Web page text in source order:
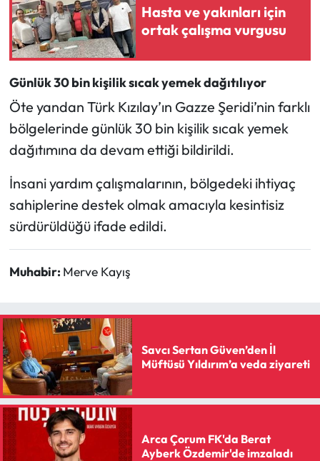
Hasta ve yakınları için
ortak çalışma vurgusu
Günlük 30 bin kişilik sıcak yemek dağıtılıyor
Öte yandan Türk Kızılay’ın Gazze Şeridi’nin farklı
bölgelerinde günlük 30 bin kişilik sıcak yemek
dağıtımına da devam ettiği bildirildi.
İnsani yardım çalışmalarının, bölgedeki ihtiyaç
sahiplerine destek olmak amacıyla kesintisiz
sürdürüldüğü ifade edildi.
Muhabir: Merve Kayış
Savcı Sertan Güven’den İl
Müftüsü Yıldırım’a veda ziyareti
Arca Çorum FK'da Berat
Ayberk Özdemir'de imzaladı
Yaşam
Yayla Haber
Yemek Tarifleri
Yerel Haberler